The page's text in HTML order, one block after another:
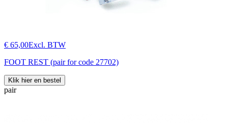
€ 65,00Excl. BTW
FOOT REST (pair for code 27702)
Klik hier en bestel
pair